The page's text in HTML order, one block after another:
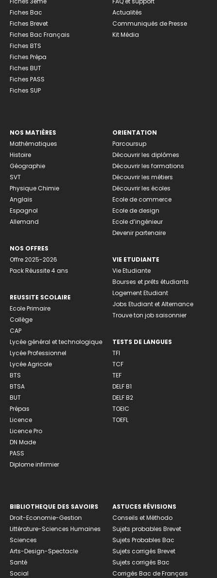
Fiches Bac
Fiches Brevet
Fiches Bac Français
Fiches BTS
Fiches Prépa
Fiches BUT
Fiches PASS
Fiches SUP
Actualités
Communiqués de Presse
Kit Média
NOS MATIÈRES
Mathématiques
Histoire
Géographie
SVT
Physique Chimie
Anglais
Espagnol
Allemand
NOS OFFRES
Offre 2025-2026
Pack Réussite 4 ans
REUSSITE SCOLAIRE
Ecole Primaire
Collège
CAP
Lycée général et technologique
Lycée Professionnel
Lycée Agricole
BTS
BTSA
BUT
Prépas
Licence
Licence Pro
DN Made
PASS
Diplome infirmier
ORIENTATION
Parcoursup
Découvrir les diplômes
Découvrir les formations
Découvrir les métiers
Découvrir les écoles
Ecole de commerce
Ecole de design
Ecole d’ingénieur
Devenir partenaire
VIE ETUDIANTE
Vie Etudiante
Bourses et prêts étudiants
Logement Etudiant
Jobs Etudiant et Alternance
Trouve ton job saisonnier
TESTS DE LANGUES
TFI
TCF
TEF
DELF B1
DELF B2
TOEIC
TOEFL
BIBLIOTHEQUE DES SAVOIRS
Droit-Economie-Gestion
Littérature-Sciences Humaines
Sciences
Arts-Design-Spectacle
Santé
Social
ASTUCES RÉVISIONS
Conseils et Méthodo
Sujets probables Brevet
Sujets Probables Bac
Sujets corrigés Brevet
Sujets corrigés Bac
Corrigés Bac de Français